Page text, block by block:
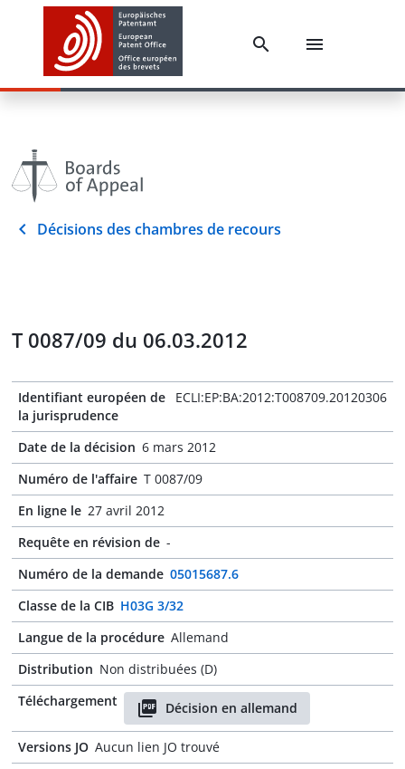
Décisions des chambres de recours
T 0087/09 du 06.03.2012
Identifiant européen de
la jurisprudence
ECLI:EP:BA:2012:T008709.20120306
Date de la décision 6 mars 2012
Numéro de l'affaire T 0087/09
En ligne le 27 avril 2012
Requête en révision de -
Numéro de la demande 05015687.6
Classe de la CIB H03G 3/32
Langue de la procédure Allemand
Distribution Non distribuées (D)
Téléchargement
Décision en allemand
Versions JO Aucun lien JO trouvé